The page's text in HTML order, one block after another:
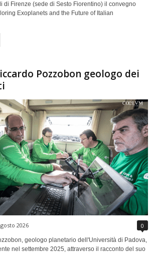
di Firenze (sede di Sesto Fiorentino) il convegno
Exoplanets and the Future of Italian
Pozzobon geologo dei
2026 0
geologo planetario dell'Università di Padova,
nel settembre 2025, attraverso il racconto del suo